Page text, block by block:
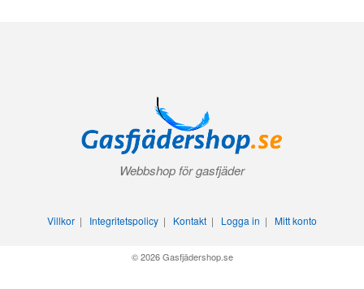
Webbshop för gasfjäder
Villkor | Integritetspolicy | Kontakt | Logga in | Mitt konto
© 2026 Gasfjädershop.se